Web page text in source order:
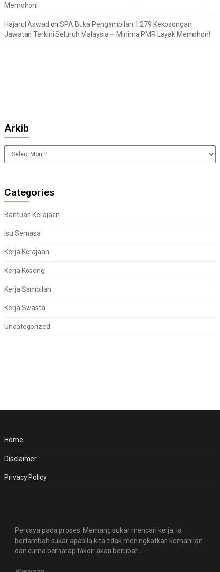
Memohon!
Hajarul Aswad on SPA Buka Pengambilan 1,279 Kekosongan
Jawatan Terkini Seluruh Malaysia ~ Minima PMR Layak Memohon!
Arkib
Arkib
Categories
Bantuan Kerajaan
Isu Semasa
Kerja Kerajaan
Kerja Kosong
Kerja Sambilan
Kerja Swasta
Uncategorized
Home
Disclaimer
Privacy Policy
Percaya pada proses. Memang sukar mencari kerja, ia
bertambah sukar apabila kita tidak meningkatkan kemahiran
dan cuma berharap takdir akan berubah.